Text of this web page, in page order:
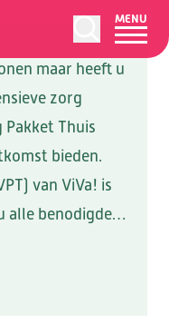
MENU
maar heeft u
zorg
Pakket Thuis
bieden.
van ViVa! is
alle benodigde